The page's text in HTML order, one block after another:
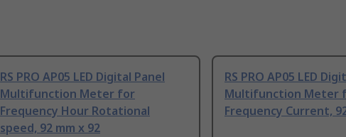
RS PRO AP05 LED Digital Panel
Multifunction Meter for
Frequency Hour Rotational
speed, 92 mm x 92
RS PRO AP05 LED
Multifunction Meter
Frequency Current,